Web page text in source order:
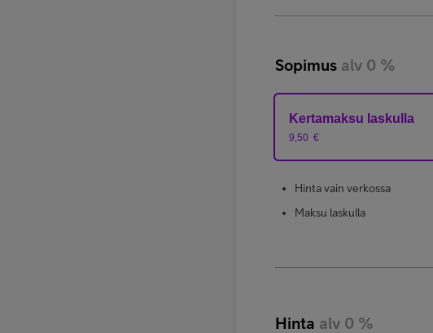
Sopimus alv 0 %
Kertamaksu laskulla
9,50 €
Hinta vain verkossa
Maksu laskulla
Hinta alv 0 %